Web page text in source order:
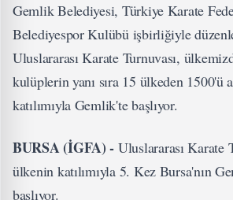
Gemlik Belediyesi, Türkiye Karate
Belediyespor Kulübü işbirliğiyle
Uluslararası Karate Turnuvası,
kulüplerin yanı sıra 15 ülkeden 1500'ü
katılımıyla Gemlik'te başlıyor.
BURSA (İGFA) - Uluslararası Karate
ülkenin katılımıyla 5. Kez Bursa'nın
başlıyor.